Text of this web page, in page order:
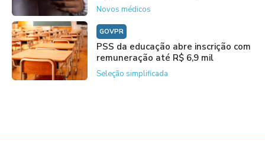
Novos médicos
GOVPR
PSS da educação abre inscrição com
remuneração até R$ 6,9 mil
Seleção simplificada